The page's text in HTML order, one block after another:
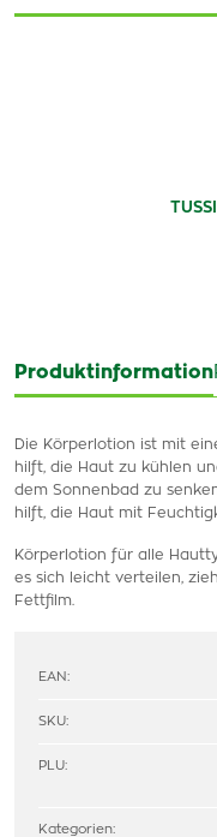
Produktinformation
Die Körperlotion ist mit
hilft, die Haut zu kühlen
dem Sonnenbad zu
hilft, die Haut mit
Körperlotion für alle
es sich leicht verteilen,
Fettfilm.
EAN:
SKU:
PLU:
Kategorien: